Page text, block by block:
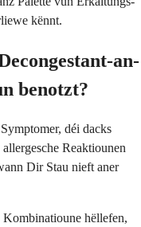
kënnt.
an-
benotzt?
déi dacks
Reaktiounen
Dir Stau nieft aner
hëllefen,